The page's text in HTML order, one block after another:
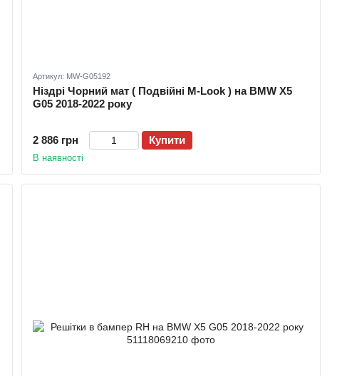
Артикул: MW-G05192
Ніздрі Чорний мат ( Подвійні M-Look ) на BMW X5
G05 2018-2022 року
2 886 грн Купити
В наявності